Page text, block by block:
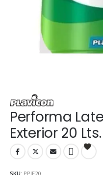
Performa
Exterior 20 Lts.
SKU: PPIE20